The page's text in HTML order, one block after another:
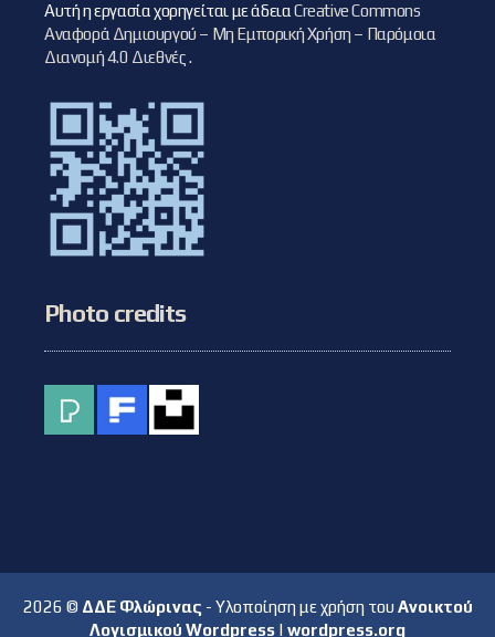
Αυτή η εργασία χορηγείται με άδειαCreative Commons
Αναφορά Δημιουργού – Μη Εμπορική Χρήση – Παρόμοια
Διανομή 4.0 Διεθνές.
Photo credits
2026 © ΔΔΕ Φλώρινας - Υλοποίηση με χρήση του Ανοικτού
Λογισμικού Wordpress | wordpress.org